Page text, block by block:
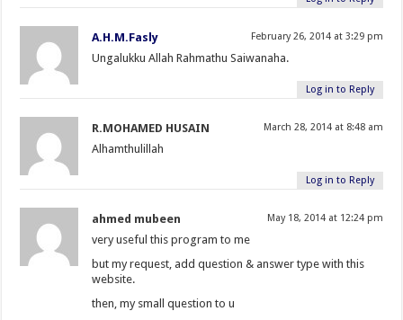
A.H.M.Fasly February 26, 2014 at 3:29 pm
Ungalukku Allah Rahmathu Saiwanaha.
Log in to Reply
R.MOHAMED HUSAIN March 28, 2014 at 8:48 am
Alhamthulillah
Log in to Reply
ahmed mubeen May 18, 2014 at 12:24 pm
very useful this program to me
but my request, add question & answer type with this
website.
then, my small question to u